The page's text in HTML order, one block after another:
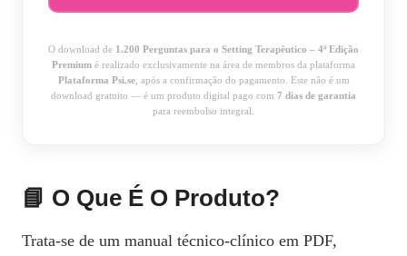
O download de 1.200 Perguntas para o Setting Terapêutico – 4ª Edição
Premium é realizado exclusivamente na área de membros da plataforma
Plataforma Psi.se, após a confirmação do pagamento. Este não é um
download gratuito — é um produto digital pago com 7 dias de garantia
para reembolso integral.
📘 O Que É O Produto?
Trata‑se de um manual técnico‑clínico em PDF,